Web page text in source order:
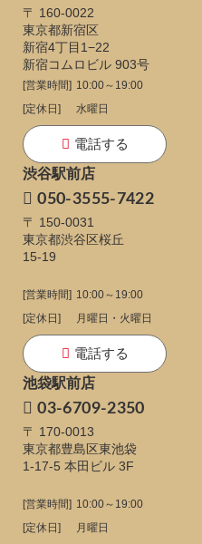
〒 160-0022
東京都新宿区
新宿4丁目1−22
新宿コムロビル 903号
[営業時間] 10:00～19:00
[定休日]
水曜日
電話する
渋谷駅前店
050-3555-7422
〒 150-0031
東京都渋谷区桜丘
15-19
[営業時間] 10:00～19:00
[定休日]
月曜日・火曜日
電話する
池袋駅前店
03-6709-2350
〒 170-0013
東京都豊島区東池袋
1-17-5 本田ビル 3F
[営業時間] 10:00～19:00
[定休日]
月曜日